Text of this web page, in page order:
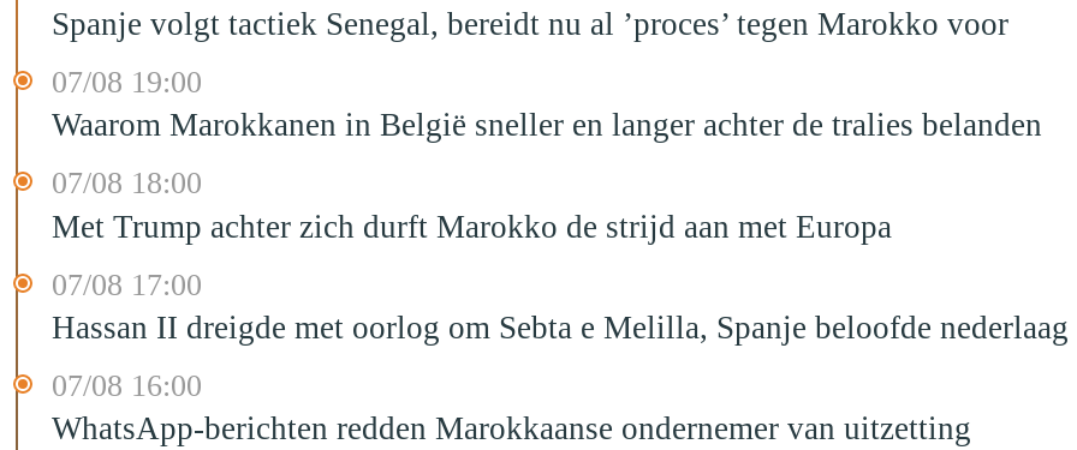
Spanje volgt tactiek Senegal, bereidt nu al ’proces’ tegen Marokko voor
07/08 19:00
Waarom Marokkanen in België sneller en langer achter de tralies belanden
07/08 18:00
Met Trump achter zich durft Marokko de strijd aan met Europa
07/08 17:00
Hassan II dreigde met oorlog om Sebta e Melilla, Spanje beloofde nederlaag
07/08 16:00
WhatsApp-berichten redden Marokkaanse ondernemer van uitzetting